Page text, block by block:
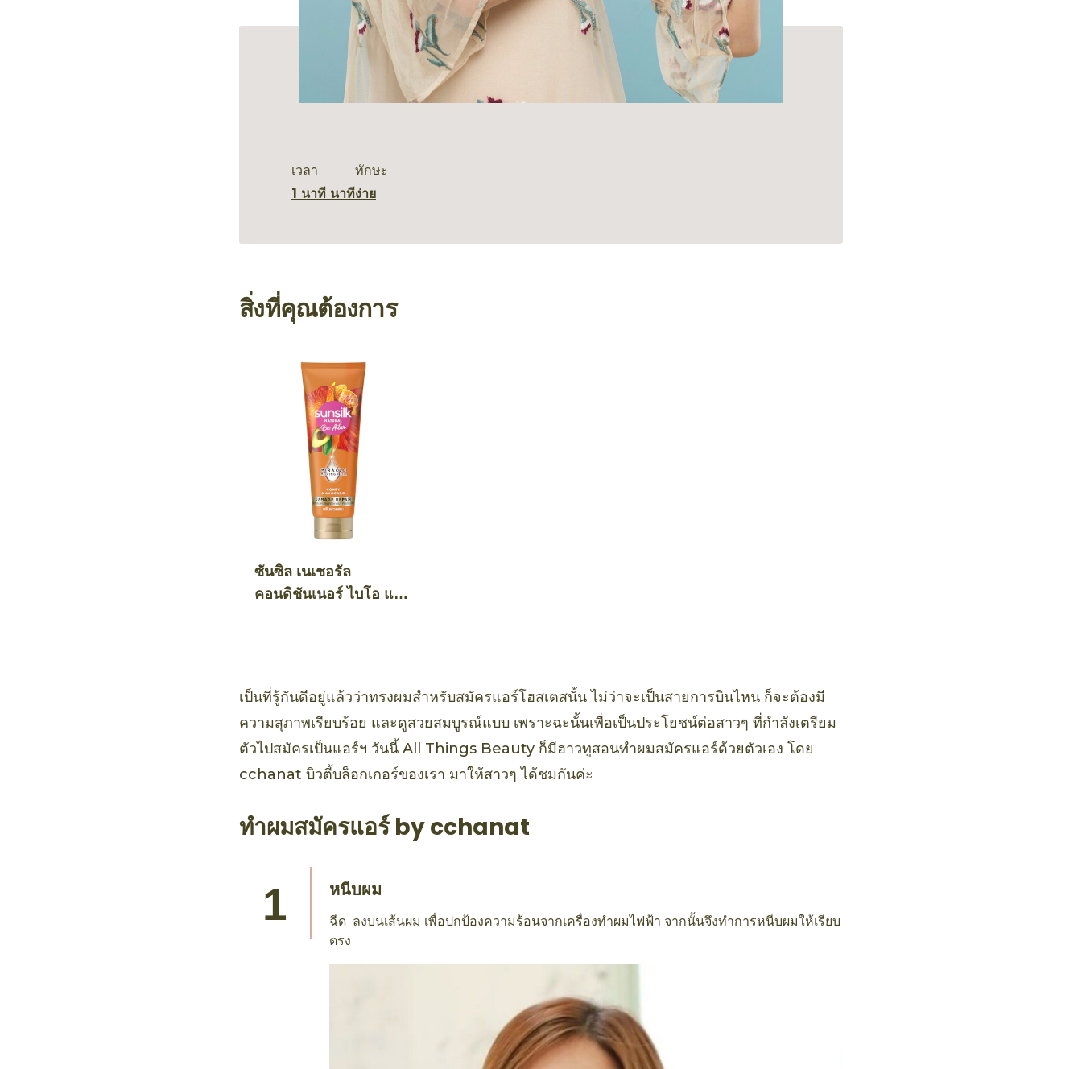
เวลา
1 นาที นาที
ทักษะ
ง่าย
สิ่งที่คุณต้องการ
ซันซิล เนเชอรัล
คอนดิชันเนอร์ ไบโอ แอ
เป็นที่รู้กันดีอยู่แล้วว่าทรงผมสำหรับสมัครแอร์โฮสเตสนั้น ไม่ว่าจะเป็นสายการบินไหน ก็จะต้องมี
ความสุภาพเรียบร้อย และดูสวยสมบูรณ์แบบ เพราะฉะนั้นเพื่อเป็นประโยชน์ต่อสาวๆ ที่กำลังเตรียม
ตัวไปสมัครเป็นแอร์ฯ วันนี้ All Things Beauty ก็มีฮาวทูสอนทำผมสมัครแอร์ด้วยตัวเอง โดย
cchanat บิวตี้บล็อกเกอร์ของเรา มาให้สาวๆ ได้ชมกันค่ะ
ทำผมสมัครแอร์ by cchanat
หนีบผม
ฉีด ลงบนเส้นผม เพื่อปกป้องความร้อนจากเครื่องทำผมไฟฟ้า จากนั้นจึงทำการหนีบผมให้เรียบ
ตรง